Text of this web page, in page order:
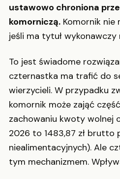
ustawowo chroniona
komorniczą. Komornik nie
jeśli ma tytuł wykonawczy
To jest świadome
czternastka ma trafić do
wierzycieli. W przypadku
komornik może zająć
zachowaniu kwoty wolnej
2026 to 1483,87 zł brutto
niealimentacyjnych). Ale
tym mechanizmem.